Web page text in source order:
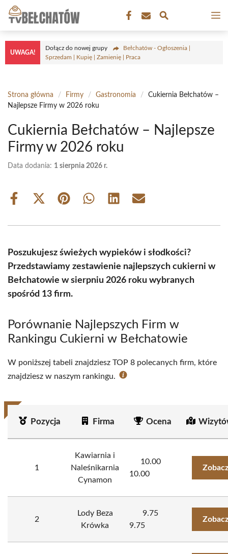
Przejdź
treści
UWAGA!
Dołącz do nowej grupy
Bełchatów - Ogłoszenia |
Sprzedam | Kupię | Zamienię | Praca
Strona główna / Firmy / Gastronomia /
Cukiernia Bełchatów –
Najlepsze Firmy w 2026 roku
Cukiernia Bełchatów – Najlepsze
Firmy w 2026 roku
Data dodania: 1 sierpnia 2026 r.
Share
Share
(Twitter)
Share Share Share Share
Poszukujesz świeżych wypieków i słodkości?
Przedstawiamy zestawienie najlepszych cukierni w
Bełchatowie w sierpniu 2026 roku wybranych
spośród 13 firm.
Porównanie Najlepszych Firm w
Rankingu Cukierni w Bełchatowie
W poniższej tabeli znajdziesz TOP 8 polecanych firm, które
znajdziesz w naszym rankingu.
Pozycja Firma Ocena
1
Kawiarnia i
Naleśnikarnia
Cynamon
10.00
10.00
2
Lody Beza
Krówka
9.75
9.75